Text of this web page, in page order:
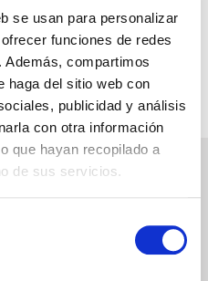
se usan para personalizar
funciones de redes
compartimos
haga del sitio web con
publicidad y análisis
con otra información
que hayan recopilado a
de sus servicios.
ÚTIL